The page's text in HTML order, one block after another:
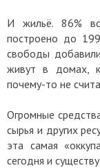
И жильё. 86%
построено до
свободы
живут в домах,
почему-то не
Огромные
сырья и других
эта самая
сегодня и